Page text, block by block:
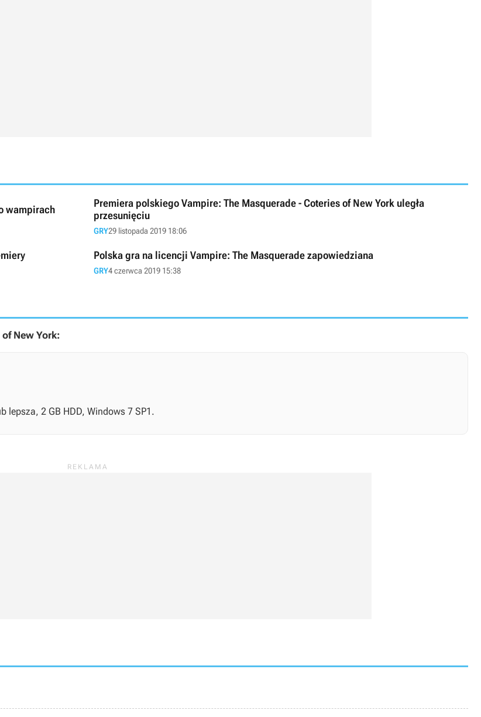
wampirach
Premiera polskiego Vampire: The Masquerade - Coteries of New York uległa
przesunięciu
GRY29 listopada 2019 18:06
Polska gra na licencji Vampire: The Masquerade zapowiedziana
GRY4 czerwca 2019 15:38
New York:
lepsza, 2 GB HDD, Windows 7 SP1.